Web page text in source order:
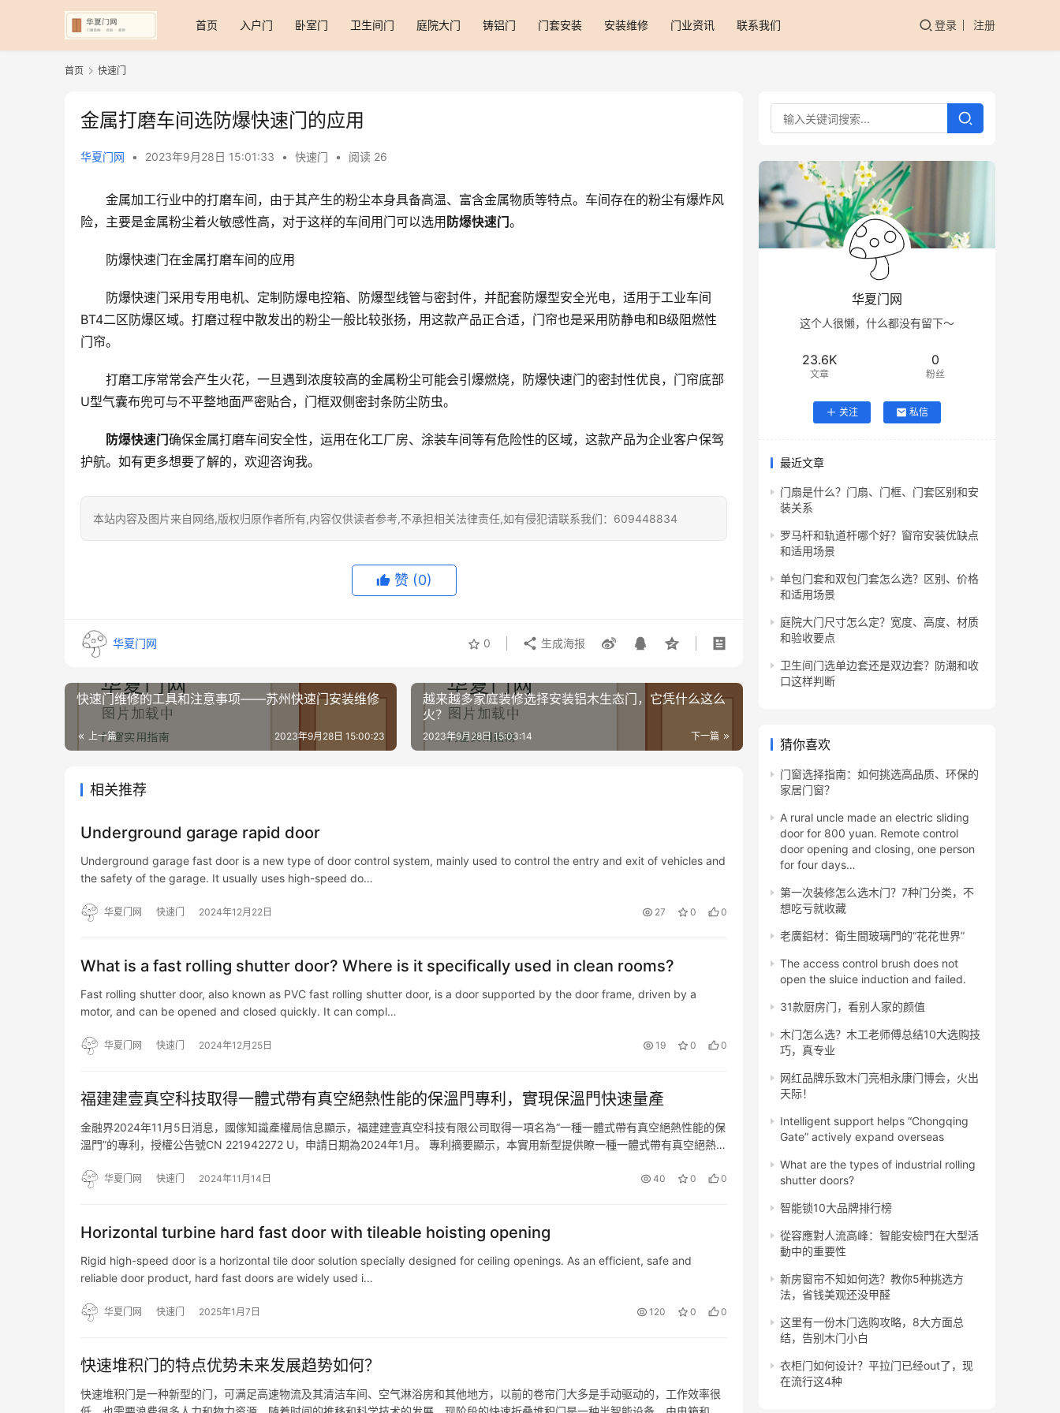
首页 入户门 卧室门 卫生间门 庭院大门 铸铝门 门套安装 安装维修 门业资讯 联系我们 登录 注册
首页 快速门
金属打磨车间选防爆快速门的应用
华夏门网 • 2023年9月28日 15:01:33 • 快速门 • 阅读 26
金属加工行业中的打磨车间，由于其产生的粉尘本身具备高温、富含金属物质等特点。车间存在的粉尘有爆炸风
险，主要是金属粉尘着火敏感性高，对于这样的车间用门可以选用 防爆快速门。
防爆快速门在金属打磨车间的应用
防爆快速门采用专用电机、定制防爆电控箱、防爆型线管与密封件，并配套防爆型安全光电，适用于工业车间
BT4二区防爆区域。打磨过程中散发出的粉尘一般比较张扬，用这款产品正合适，门帘也是采用防静电和B级阻燃性
门帘。
打磨工序常常会产生火花，一旦遇到浓度较高的金属粉尘可能会引爆燃烧，防爆快速门的密封性优良，门帘底部
U型气囊布兜可与不平整地面严密贴合，门框双侧密封条防尘防虫。
防爆快速门确保金属打磨车间安全性，运用在化工厂房、涂装车间等有危险性的区域，这款产品为企业客户保驾
护航。如有更多想要了解的，欢迎咨询我。
本站内容及图片来自网络,版权归原作者所有,内容仅供读者参考,不承担相关法律责任,如有侵犯请联系我们：609448834
赞 (0)
华夏门网 0 生成海报
快速门维修的工具和注意事项——苏州快速门安装维修
上一篇 2023年9月28日 15:00:23
越来越多家庭装修选择安装铝木生态门，它凭什么这么
火？
下一篇
2023年9月28日 15:03:14
相关推荐
Underground garage rapid door
Underground garage fast door is a new type of door control system, mainly used to control the entry and exit of vehicles and
the safety of the garage. It usually uses high-speed do…
华夏门网 快速门 2024年12月22日 27 0 0
What is a fast rolling shutter door? Where is it specifically used in clean rooms?
Fast rolling shutter door, also known as PVC fast rolling shutter door, is a door supported by the door frame, driven by a
motor, and can be opened and closed quickly. It can compl…
华夏门网 快速门 2024年12月25日 19 0 0
福建建壹真空科技取得一體式帶有真空絕熱性能的保溫門專利，實現保溫門快速量產
金融界2024年11月5日消息，國傢知識產權局信息顯示，福建建壹真空科技有限公司取得一項名為“一種一體式帶有真空絕熱性能的保
溫門”的專利，授權公告號CN 221942272 U，申請日期為2024年1月。 專利摘要顯示，本實用新型提供瞭一種一體式帶有真空絕熱性
华夏门网 快速门 2024年11月14日 40 0 0
Horizontal turbine hard fast door with tileable hoisting opening
Rigid high-speed door is a horizontal tile door solution specially designed for ceiling openings. As an efficient, safe and
reliable door product, hard fast doors are widely used i…
华夏门网 快速门 2025年1月7日 120 0 0
快速堆积门的特点优势未来发展趋势如何？
快速堆积门是一种新型的门，可满足高速物流及其清洁车间、空气淋浴房和其他地方，以前的卷帘门大多是手动驱动的，工作效率很
华夏门网
这个人很懒，什么都没有留下～
23.6K
文章
0
粉丝
关注 私信
最近文章
门扇是什么？门扇、门框、门套区别和安
装关系
罗马杆和轨道杆哪个好？窗帘安装优缺点
和适用场景
单包门套和双包门套怎么选？区别、价格
和适用场景
庭院大门尺寸怎么定？宽度、高度、材质
和验收要点
卫生间门选单边套还是双边套？防潮和收
口这样判断
猜你喜欢
门窗选择指南：如何挑选高品质、环保的
家居门窗？
A rural uncle made an electric sliding
door for 800 yuan. Remote control
door opening and closing, one person
for four days…
第一次装修怎么选木门？7种门分类，不
想吃亏就收藏
老廣鋁材：衛生間玻璃門的“花花世界”
The access control brush does not
open the sluice induction and failed.
31款厨房门，看别人家的颜值
木门怎么选？木工老师傅总结10大选购技
巧，真专业
网红品牌乐致木门亮相永康门博会，火出
天际！
Intelligent support helps “Chongqing
Gate” actively expand overseas
What are the types of industrial rolling
shutter doors?
智能锁10大品牌排行榜
從容應對人流高峰：智能安檢門在大型活
動中的重要性
新房窗帘不知如何选？教你5种挑选方
法，省钱美观还没甲醛
这里有一份木门选购攻略，8大方面总
结，告别木门小白
衣柜门如何设计？平拉门已经out了，现
在流行这4种